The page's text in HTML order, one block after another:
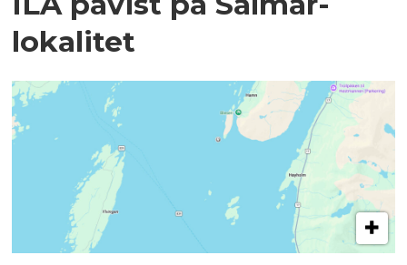
lokalitet